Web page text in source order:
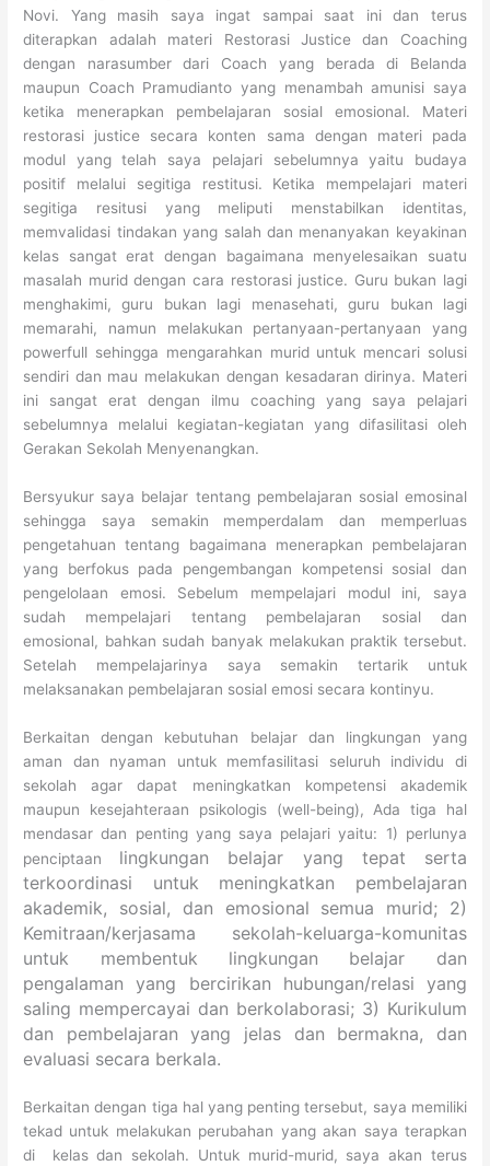
Novi. Yang masih saya ingat sampai saat ini dan terus
diterapkan adalah materi Restorasi Justice dan Coaching
dengan narasumber dari Coach yang berada di Belanda
maupun Coach Pramudianto yang menambah amunisi saya
ketika menerapkan pembelajaran sosial emosional. Materi
restorasi justice secara konten sama dengan materi pada
modul yang telah saya pelajari sebelumnya yaitu budaya
positif melalui segitiga restitusi. Ketika mempelajari materi
segitiga resitusi yang meliputi menstabilkan identitas,
memvalidasi tindakan yang salah dan menanyakan keyakinan
kelas sangat erat dengan bagaimana menyelesaikan suatu
masalah murid dengan cara restorasi justice. Guru bukan lagi
menghakimi, guru bukan lagi menasehati, guru bukan lagi
memarahi, namun melakukan pertanyaan-pertanyaan yang
powerfull sehingga mengarahkan murid untuk mencari solusi
sendiri dan mau melakukan dengan kesadaran dirinya. Materi
ini sangat erat dengan ilmu coaching yang saya pelajari
sebelumnya melalui kegiatan-kegiatan yang difasilitasi oleh
Gerakan Sekolah Menyenangkan.
Bersyukur saya belajar tentang pembelajaran sosial emosinal
sehingga saya semakin memperdalam dan memperluas
pengetahuan tentang bagaimana menerapkan pembelajaran
yang berfokus pada pengembangan kompetensi sosial dan
pengelolaan emosi. Sebelum mempelajari modul ini, saya
sudah mempelajari tentang pembelajaran sosial dan
emosional, bahkan sudah banyak melakukan praktik tersebut.
Setelah mempelajarinya saya semakin tertarik untuk
melaksanakan pembelajaran sosial emosi secara kontinyu.
Berkaitan dengan kebutuhan belajar dan lingkungan yang
aman dan nyaman untuk memfasilitasi seluruh individu di
sekolah agar dapat meningkatkan kompetensi akademik
maupun kesejahteraan psikologis (well-being), Ada tiga hal
mendasar dan penting yang saya pelajari yaitu: 1) perlunya
penciptaan lingkungan belajar yang tepat serta
terkoordinasi untuk meningkatkan pembelajaran
akademik, sosial, dan emosional semua murid; 2)
Kemitraan/kerjasama sekolah-keluarga-komunitas
untuk membentuk lingkungan belajar dan
pengalaman yang bercirikan hubungan/relasi yang
saling mempercayai dan berkolaborasi; 3) Kurikulum
dan pembelajaran yang jelas dan bermakna, dan
evaluasi secara berkala.
Berkaitan dengan tiga hal yang penting tersebut, saya memiliki
tekad untuk melakukan perubahan yang akan saya terapkan
di kelas dan sekolah. Untuk murid-murid, saya akan terus